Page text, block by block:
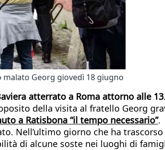
Georg giovedì 18 giugno
atterrato a Roma attorno alle 13
della visita al fratello Georg
a Ratisbona “il tempo necessario”.
Nell’ultimo giorno che ha
di alcune soste nei luoghi di